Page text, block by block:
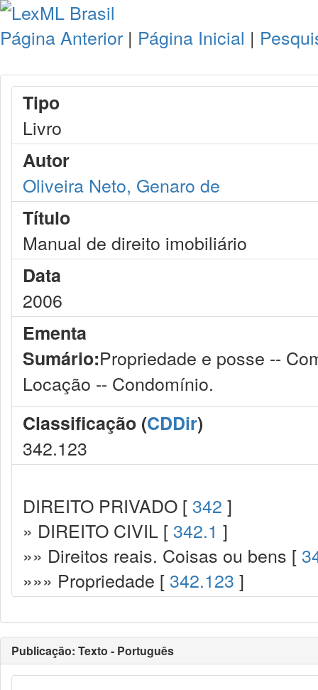
Página Anterior | Página Inicial |
Tipo
Livro
Autor
Oliveira Neto, Genaro de
Título
Manual de direito imobiliário
Data
2006
Ementa
Sumário:Propriedade e posse --
Locação -- Condomínio.
Classificação (CDDir)
342.123
DIREITO PRIVADO [ 342 ]
» DIREITO CIVIL [ 342.1 ]
»» Direitos reais. Coisas ou bens [
»»» Propriedade [ 342.123 ]
Publicação: Texto - Português